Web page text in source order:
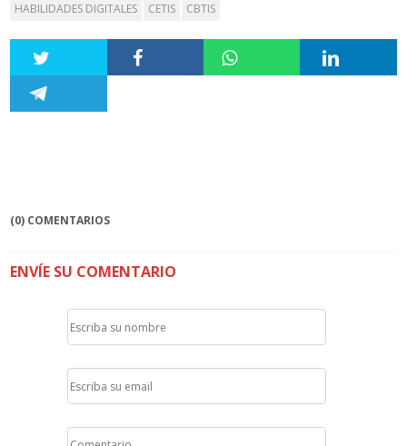
HABILIDADES DIGITALES
CETIS CBTIS
(0) COMENTARIOS
ENVÍE SU COMENTARIO